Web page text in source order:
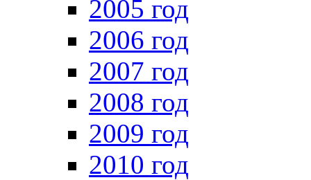
2005 год
2006 год
2007 год
2008 год
2009 год
2010 год